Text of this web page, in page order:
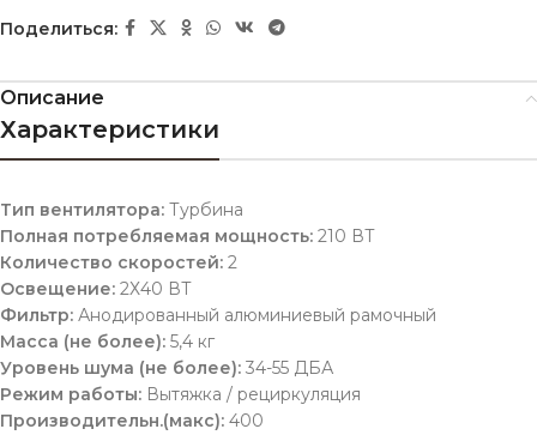
Поделиться:
Описание
Характеристики
Тип вентилятора: Турбина
Полная потребляемая мощность: 210 ВТ
Количество скоростей: 2
Освещение: 2Х40 ВТ
Фильтр: Анодированный алюминиевый рамочный
Масса (не более): 5,4 кг
Уровень шума (не более): 34-55 ДБА
Режим работы: Вытяжка / рециркуляция
Производительн.(макс): 400